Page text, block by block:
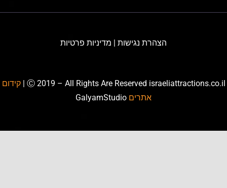
הצהרת נגישות|מדיניות פרטיות
Ⓒ 2019 – All Rights Are Reserved
קידום
אתרים GalyamStudio